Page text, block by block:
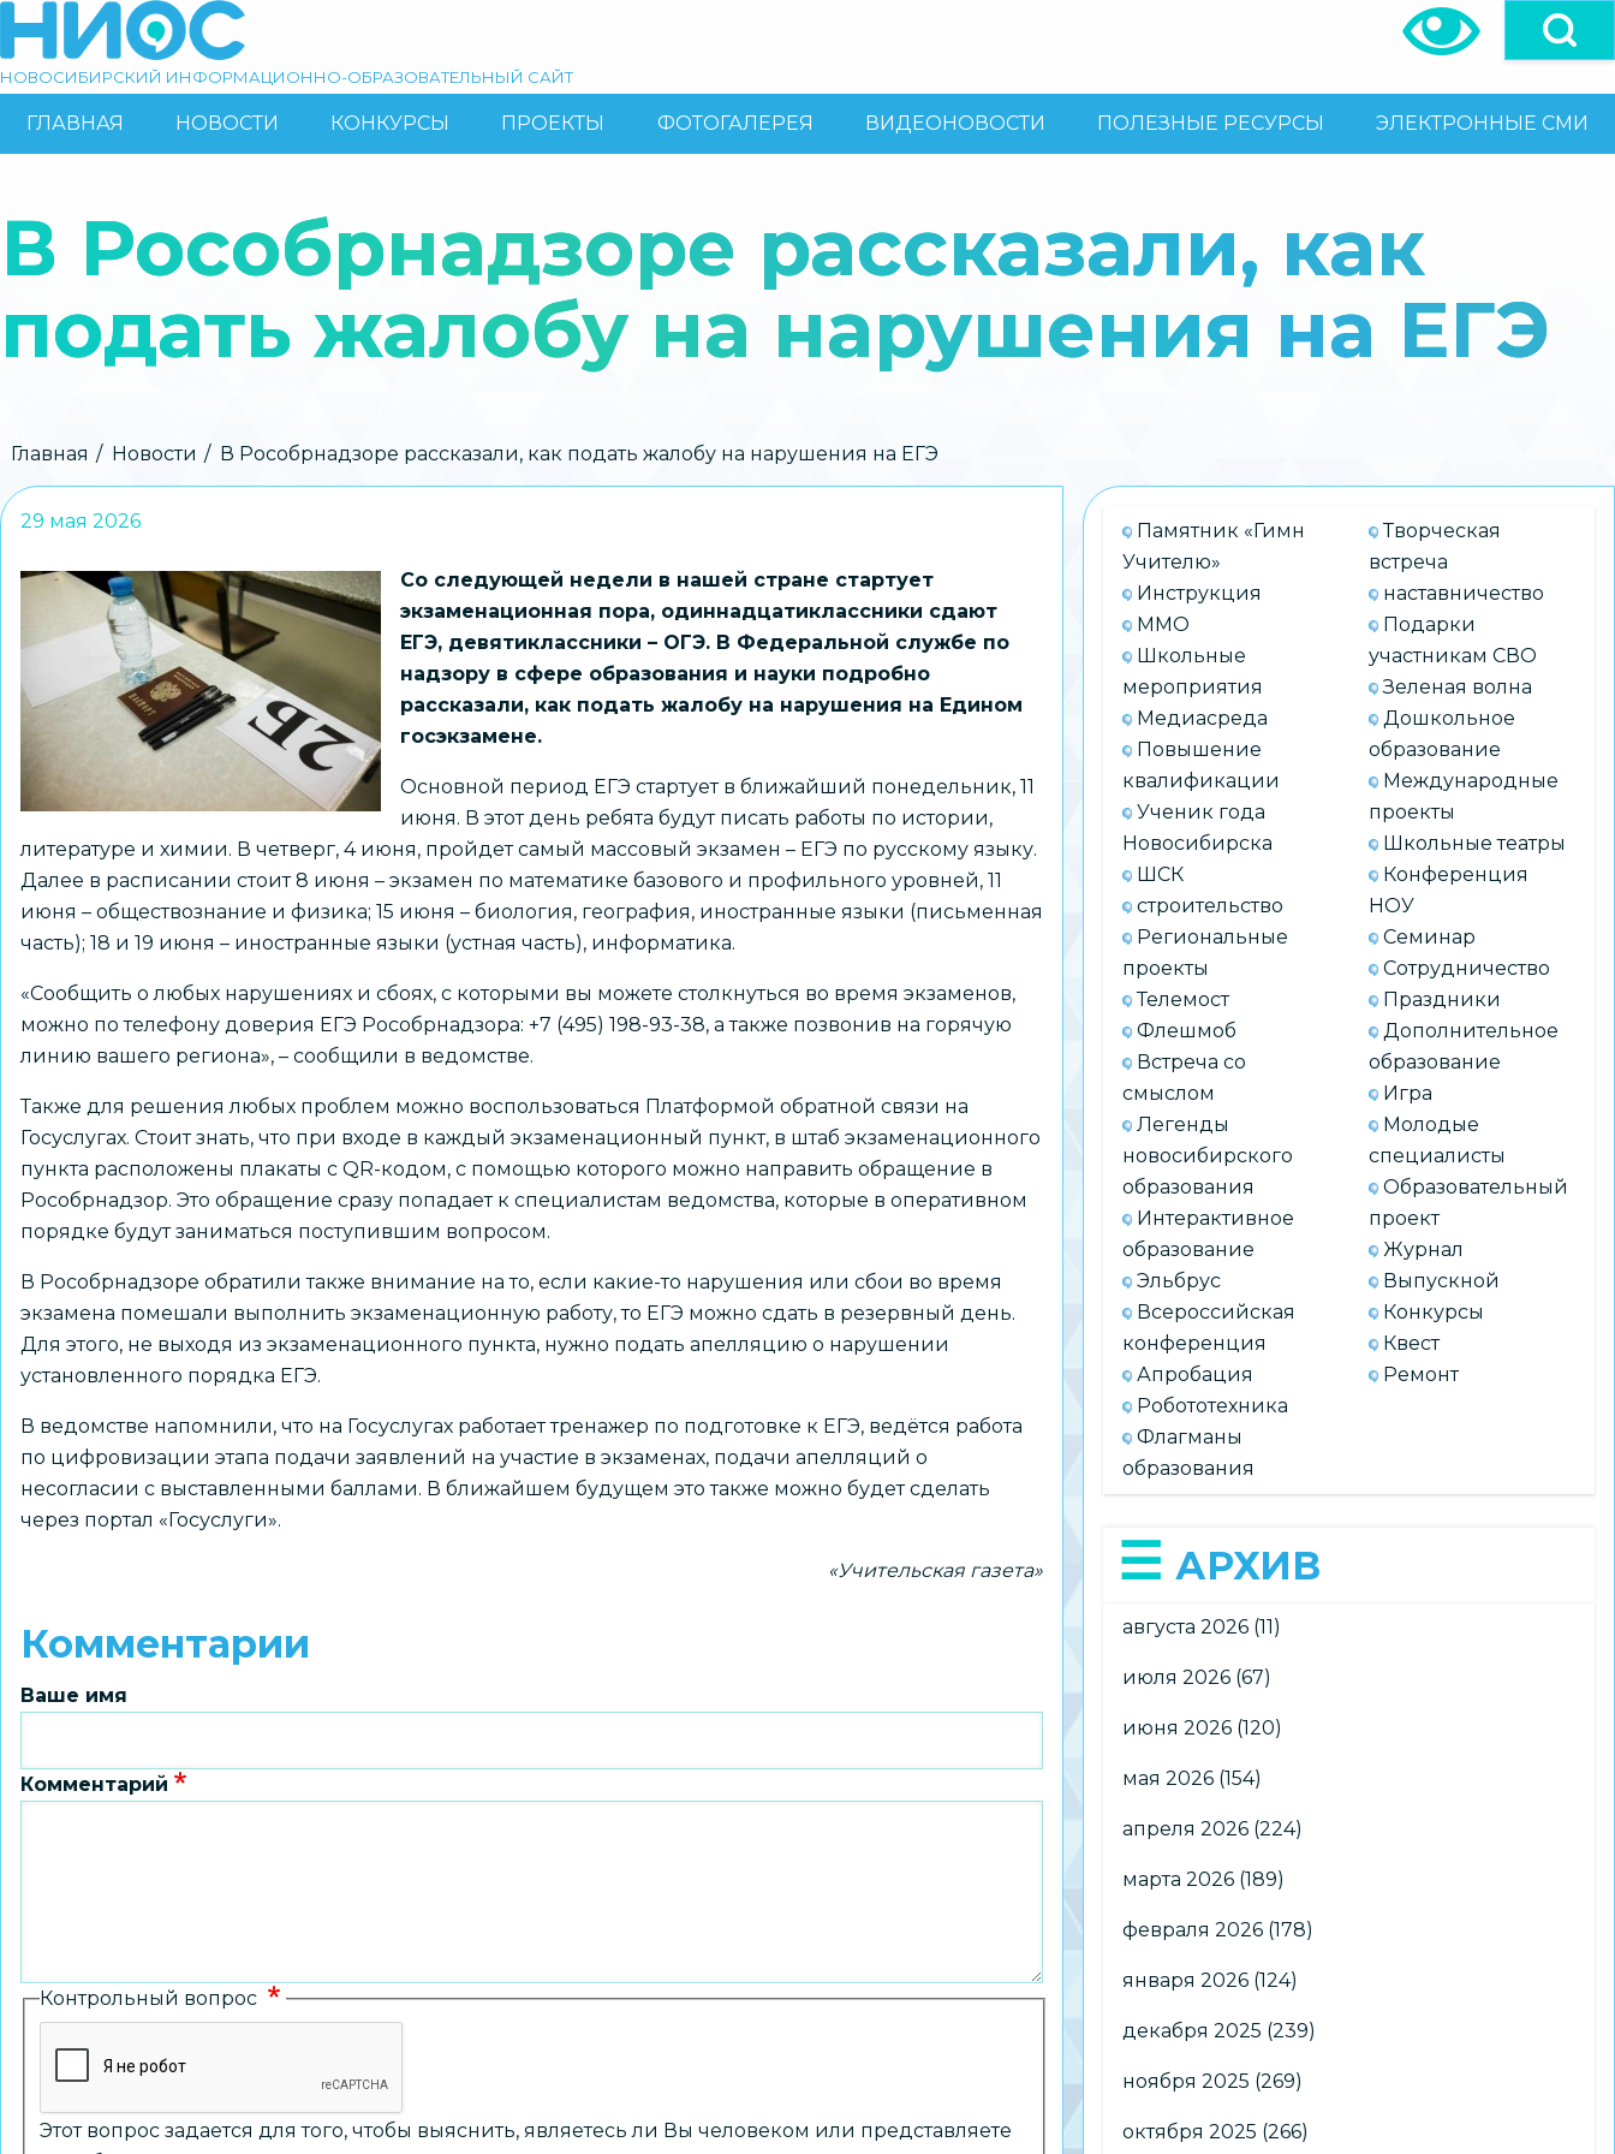
основному
Поиск
НОВОСИБИРСКИЙ ИНФОРМАЦИОННО-ОБРАЗОВАТЕЛЬНЫЙ САЙТ
ОСНОВНАЯ
ГЛАВНАЯ НОВОСТИ КОНКУРСЫ ПРОЕКТЫ ФОТОГАЛЕРЕЯ ВИДЕОНОВОСТИ ПОЛЕЗНЫЕ РЕСУРСЫ ЭЛЕКТРОННЫЕ СМИ
В Рособрнадзоре рассказали, как
подать жалобу на нарушения на ЕГЭ
Строка
навигации
Главная Новости В Рособрнадзоре рассказали, как подать жалобу на нарушения на ЕГЭ
29 мая 2026
Со следующей недели в нашей стране стартует
экзаменационная пора, одиннадцатиклассники сдают
ЕГЭ, девятиклассники – ОГЭ. В Федеральной службе по
надзору в сфере образования и науки подробно
рассказали, как подать жалобу на нарушения на Едином
госэкзамене.
Основной период ЕГЭ стартует в ближайший понедельник, 11
июня. В этот день ребята будут писать работы по истории,
литературе и химии. В четверг, 4 июня, пройдет самый массовый экзамен – ЕГЭ по русскому языку.
Далее в расписании стоит 8 июня – экзамен по математике базового и профильного уровней, 11
июня – обществознание и физика; 15 июня – биология, география, иностранные языки (письменная
часть); 18 и 19 июня – иностранные языки (устная часть), информатика.
«Сообщить о любых нарушениях и сбоях, с которыми вы можете столкнуться во время экзаменов,
можно по телефону доверия ЕГЭ Рособрнадзора: +7 (495) 198-93-38, а также позвонив на горячую
линию вашего региона», – сообщили в ведомстве.
Также для решения любых проблем можно воспользоваться Платформой обратной связи на
Госуслугах. Стоит знать, что при входе в каждый экзаменационный пункт, в штаб экзаменационного
пункта расположены плакаты с QR-кодом, с помощью которого можно направить обращение в
Рособрнадзор. Это обращение сразу попадает к специалистам ведомства, которые в оперативном
порядке будут заниматься поступившим вопросом.
В Рособрнадзоре обратили также внимание на то, если какие-то нарушения или сбои во время
экзамена помешали выполнить экзаменационную работу, то ЕГЭ можно сдать в резервный день.
Для этого, не выходя из экзаменационного пункта, нужно подать апелляцию о нарушении
установленного порядка ЕГЭ.
В ведомстве напомнили, что на Госуслугах работает тренажер по подготовке к ЕГЭ, ведётся работа
по цифровизации этапа подачи заявлений на участие в экзаменах, подачи апелляций о
несогласии с выставленными баллами. В ближайшем будущем это также можно будет сделать
через портал «Госуслуги».
«Учительская газета»
Комментарии
Ваше имя
Комментарий
Контрольный вопрос
Этот вопрос задается для того, чтобы выяснить, являетесь ли Вы человеком или представляете
Памятник «Гимн
Учителю»
Инструкция
ММО
Школьные
мероприятия
Медиасреда
Повышение
квалификации
Ученик года
Новосибирска
ШСК
строительство
Региональные
проекты
Телемост
Флешмоб
Встреча со
смыслом
Легенды
новосибирского
образования
Интерактивное
образование
Эльбрус
Всероссийская
конференция
Апробация
Робототехника
Флагманы
образования
Творческая
встреча
наставничество
Подарки
участникам СВО
Зеленая волна
Дошкольное
образование
Международные
проекты
Школьные театры
Конференция
НОУ
Семинар
Сотрудничество
Праздники
Дополнительное
образование
Игра
Молодые
специалисты
Образовательный
проект
Журнал
Выпускной
Конкурсы
Квест
Ремонт
АРХИВ
августа 2026 (11)
июля 2026 (67)
июня 2026 (120)
мая 2026 (154)
апреля 2026 (224)
марта 2026 (189)
февраля 2026 (178)
января 2026 (124)
декабря 2025 (239)
ноября 2025 (269)
октября 2025 (266)